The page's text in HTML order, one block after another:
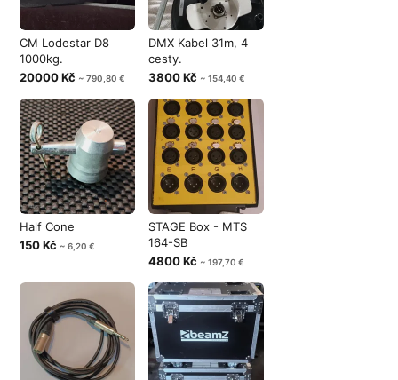
CM Lodestar D8
1000kg.
20000 Kč ~ 790,80 €
DMX Kabel 31m, 4
cesty.
3800 Kč ~ 154,40 €
Half Cone
150 Kč ~ 6,20 €
STAGE Box - MTS
164-SB
4800 Kč ~ 197,70 €